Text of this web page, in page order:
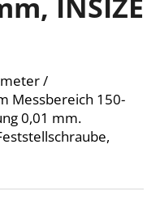
/
Messbereich 150-
0,01 mm.